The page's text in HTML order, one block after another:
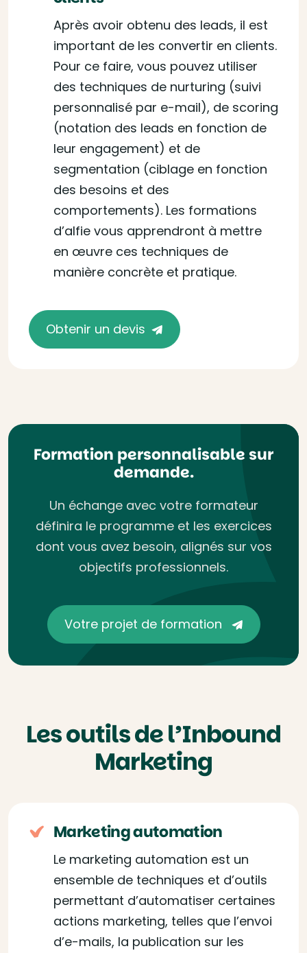
Après avoir obtenu des leads, il est
important de les convertir en clients.
Pour ce faire, vous pouvez utiliser
des techniques de nurturing (suivi
personnalisé par e-mail), de scoring
(notation des leads en fonction de
leur engagement) et de
segmentation (ciblage en fonction
des besoins et des
comportements). Les formations
d’alfie vous apprendront à mettre
en œuvre ces techniques de
manière concrète et pratique.
Obtenir un devis
Formation personnalisable sur
demande.
Un échange avec votre formateur
définira le programme et les exercices
dont vous avez besoin, alignés sur vos
objectifs professionnels.
Votre projet de formation
Les outils de l’Inbound
Marketing
Marketing automation
Le marketing automation est un
ensemble de techniques et d’outils
permettant d’automatiser certaines
actions marketing, telles que l’envoi
d’e-mails, la publication sur les